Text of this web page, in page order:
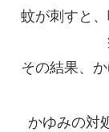
蚊が刺すと
その結果、
かゆみの対